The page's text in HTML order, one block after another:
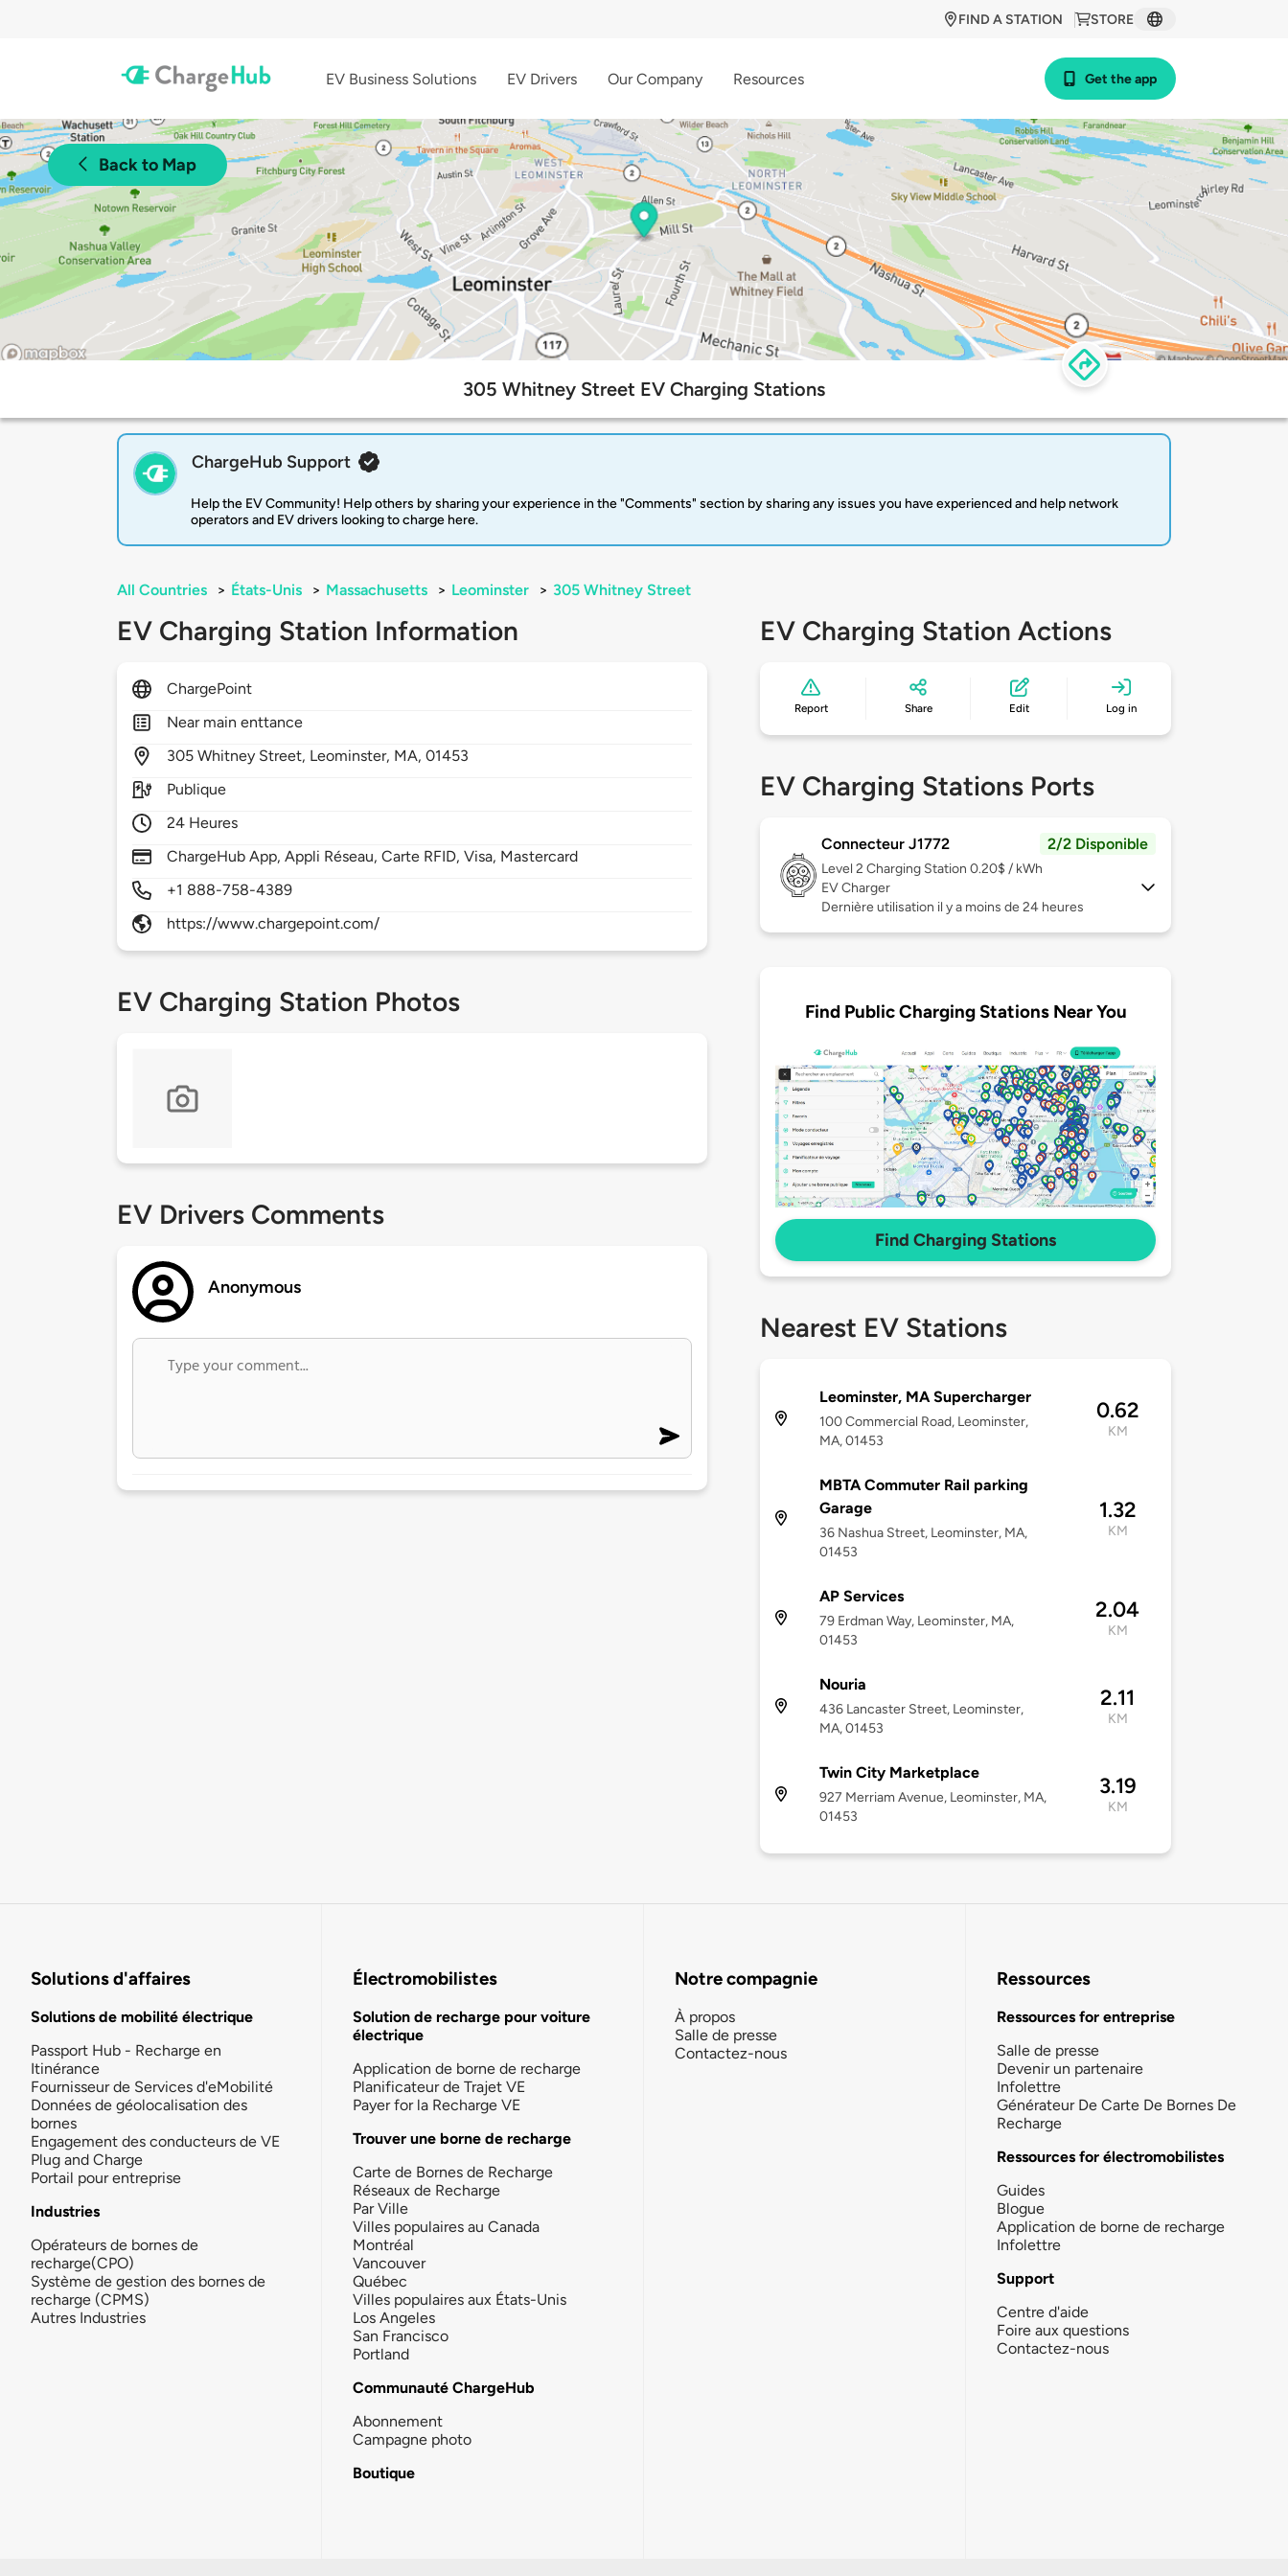
STORE
FIND A STATION
EV Business Solutions EV Drivers Our Company Resources Get the app
Back to Map
305 Whitney Street EV Charging Stations
ChargeHub Support
Help the EV Community! Help others by sharing your experience in the "Comments" section by sharing any issues you have experienced and help network
operators and EV drivers looking to charge here.
All Countries > États-Unis > Massachusetts > Leominster > 305 Whitney Street
EV Charging Station Information
ChargePoint
Near main enttance
305Whitney Street, Leominster, MA,01453
Publique
24 Heures
ChargeHub App, Appli Réseau, Carte RFID, Visa, Mastercard
+1 888-758-4389
https://www.chargepoint.com/
EV Charging Station Photos
EV Drivers Comments
Anonymous
EV Charging Station Actions
Report Share Edit Log in
EV Charging Stations Ports
Connecteur J1772 2/2 Disponible
Level 2 Charging Station 0.20$ / kWh
EV Charger
Dernière utilisation il y a moins de 24 heures
Find Public Charging Stations Near You
Find Charging Stations
Nearest EV Stations
Leominster, MA Supercharger
100 Commercial Road, Leominster,
MA, 01453
0.62
KM
MBTA Commuter Rail parking
Garage
36 Nashua Street, Leominster, MA,
01453
1.32
KM
AP Services
79 Erdman Way, Leominster, MA,
01453
2.04
KM
Nouria
436 Lancaster Street, Leominster,
MA, 01453
2.11
KM
Twin City Marketplace
927 Merriam Avenue, Leominster, MA,
01453
3.19
KM
Solutions d'affaires
Solutions de mobilité électrique
Passport Hub - Recharge en
Itinérance
Fournisseur de Services d'eMobilité
Données de géolocalisation des
bornes
Engagement des conducteurs de VE
Plug and Charge
Portail pour entreprise
Industries
Opérateurs de bornes de
recharge(CPO)
Système de gestion des bornes de
recharge (CPMS)
Autres Industries
Électromobilistes
Solution de recharge pour voiture
électrique
Application de borne de recharge
Planificateur de Trajet VE
Payer for la Recharge VE
Trouver une borne de recharge
Carte de Bornes de Recharge
Réseaux de Recharge
Par Ville
Villes populaires au Canada
Montréal
Vancouver
Québec
Villes populaires aux États-Unis
Los Angeles
San Francisco
Portland
Communauté ChargeHub
Abonnement
Campagne photo
Boutique
Notre compagnie
À propos
Salle de presse
Contactez-nous
Ressources
Ressources for entreprise
Salle de presse
Devenir un partenaire
Infolettre
Générateur De Carte De Bornes De
Recharge
Ressources for électromobilistes
Guides
Blogue
Application de borne de recharge
Infolettre
Support
Centre d'aide
Foire aux questions
Contactez-nous